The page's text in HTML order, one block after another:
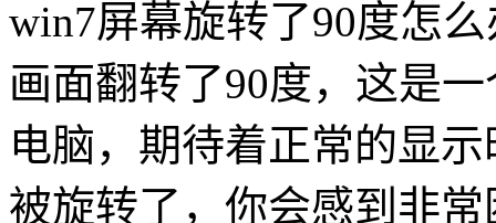
win7屏幕旋转了90度怎
画面翻转了90度，这是
电脑，期待着正常的显
被旋转了，你会感到非